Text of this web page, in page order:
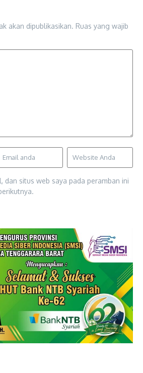
akan dipublikasikan. Ruas yang wajib
dan situs web saya pada peramban ini